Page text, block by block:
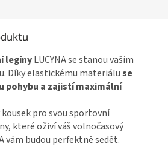
legínyLUCYNA se stanou vaším
Díky elastickému materiáluse
pohybu a zajistí maximální
pro svou sportovní
které oživí váš volnočasový
vám budou perfektně sedět.